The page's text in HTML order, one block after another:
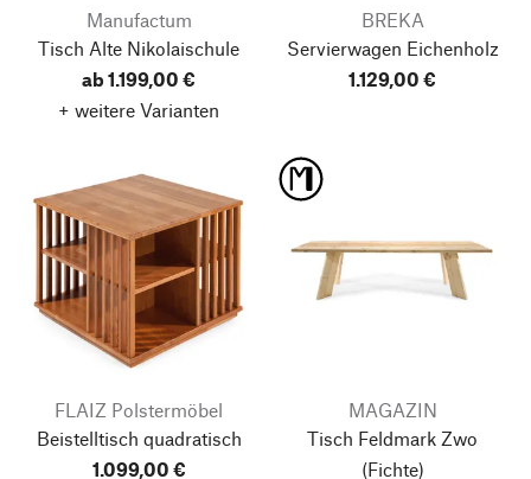
Manufactum
Tisch Alte Nikolaischule
ab 1.199,00 €
+ weitere Varianten
BREKA
Servierwagen Eichenholz
1.129,00 €
FLAIZ Polstermöbel
Beistelltisch quadratisch
1.099,00 €
MAGAZIN
Tisch Feldmark Zwo
(Fichte)